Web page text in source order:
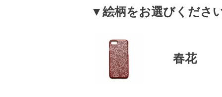
▼絵柄をお選びくださ
春花